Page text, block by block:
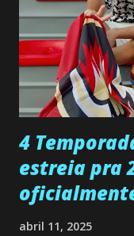
Paula sobre a
Rogerio consegue
desaparecimento de
ter sido vítima da
que a clínica
...
4
estreia pra
abril 11, 2025